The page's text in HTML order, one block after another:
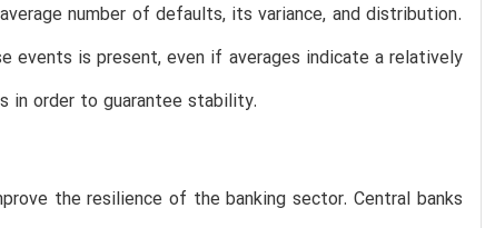
number of defaults, its variance, and distribution.
events is present, even if averages indicate a relatively
in order to guarantee stability.
the resilience of the banking sector. Central banks